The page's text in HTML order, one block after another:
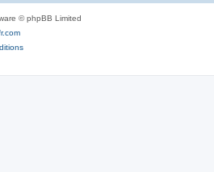
© phpBB Limited